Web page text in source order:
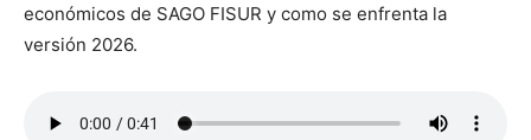
económicos de SAGO FISUR y como se enfrenta la
versión 2026.